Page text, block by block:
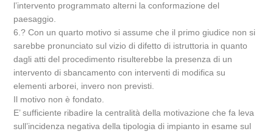
l’intervento programmato alterni la conformazione del
paesaggio.
6.? Con un quarto motivo si assume che il primo giudice non si
sarebbe pronunciato sul vizio di difetto di istruttoria in quanto
dagli atti del procedimento risulterebbe la presenza di un
intervento di sbancamento con interventi di modifica su
elementi arborei, invero non previsti.
Il motivo non è fondato.
E’ sufficiente ribadire la centralità della motivazione che fa leva
sull’incidenza negativa della tipologia di impianto in esame sul